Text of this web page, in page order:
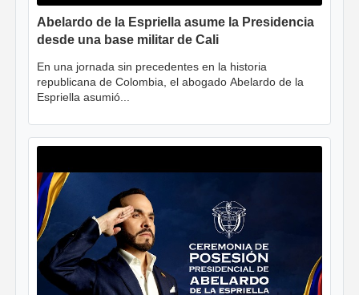
Abelardo de la Espriella asume la Presidencia
desde una base militar de Cali
En una jornada sin precedentes en la historia
republicana de Colombia, el abogado Abelardo de la
Espriella asumió...